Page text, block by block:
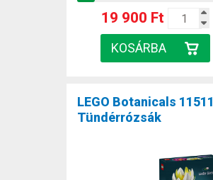
19 900 Ft
LEGO Botanicals 11511
Tündérrózsák